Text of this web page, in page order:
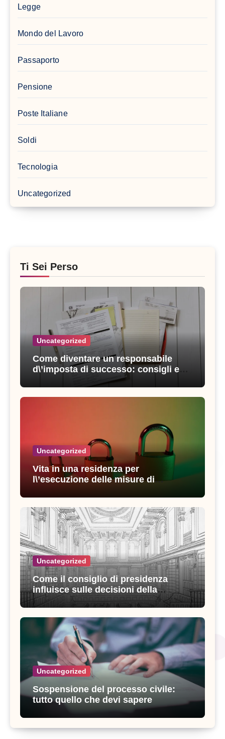
Legge
Mondo del Lavoro
Passaporto
Pensione
Poste Italiane
Soldi
Tecnologia
Uncategorized
Ti Sei Perso
Uncategorized
Come diventare un responsabile
d\’imposta di successo: consigli e
strategie vincenti
Uncategorized
Vita in una residenza per
l\’esecuzione delle misure di
Uncategorized
Come il consiglio di presidenza
influisce sulle decisioni della
giustizia amministrativa
Uncategorized
Sospensione del processo civile:
tutto quello che devi sapere